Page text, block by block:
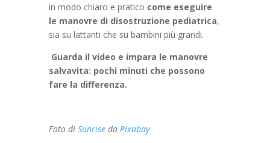
in modo chiaro e pratico come eseguire
le manovre di disostruzione pediatrica,
sia su lattanti che su bambini più grandi.
Guarda il video e impara le manovre
salvavita: pochi minuti che possono
fare la differenza.
Foto di Sunriseda Pixabay